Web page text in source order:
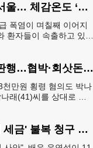
‘극한 폭염’에 펄펄 끓는 서울… 체감온도 ‘섭씨 49.5도’
폭염이 며칠째 이어지
환자들이 속출하고 있
박나래 전 매니저 2명 재판행…협박·회삿돈 횡령 혐의
만원 횡령 혐의도 박나
래(41)씨를 상대로 협
조세심판원, 유연석 '30억 세금' 불복 청구 기각